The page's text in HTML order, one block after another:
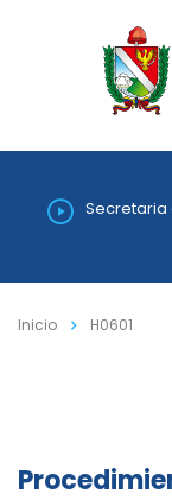
Secretaria
Inicio H0601